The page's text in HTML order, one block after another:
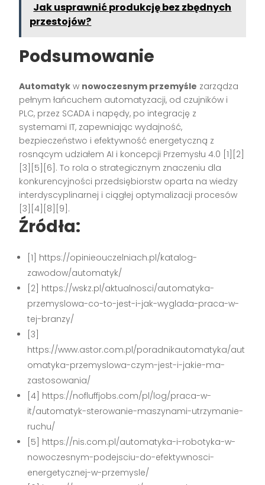
Jak usprawnić produkcję bez zbędnych
przestojów?
Podsumowanie
Automatyk w nowoczesnym przemyśle zarządza
pełnym łańcuchem automatyzacji, od czujników i
PLC, przez SCADA i napędy, po integrację z
systemami IT, zapewniając wydajność,
bezpieczeństwo i efektywność energetyczną z
rosnącym udziałem AI i koncepcji Przemysłu 4.0 [1][2]
[3][5][6]. To rola o strategicznym znaczeniu dla
konkurencyjności przedsiębiorstw oparta na wiedzy
interdyscyplinarnej i ciągłej optymalizacji procesów
[3][4][8][9].
Źródła:
[1] https://opinieouczelniach.pl/katalog-
zawodow/automatyk/
[2] https://wskz.pl/aktualnosci/automatyka-
przemyslowa-co-to-jest-i-jak-wyglada-praca-w-
tej-branzy/
[3]
https://www.astor.com.pl/poradnikautomatyka/aut
omatyka-przemyslowa-czym-jest-i-jakie-ma-
zastosowania/
[4] https://nofluffjobs.com/pl/log/praca-w-
it/automatyk-sterowanie-maszynami-utrzymanie-
ruchu/
[5] https://nis.com.pl/automatyka-i-robotyka-w-
nowoczesnym-podejsciu-do-efektywnosci-
energetycznej-w-przemysle/